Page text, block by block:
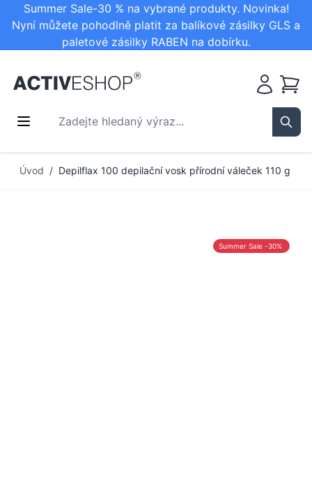
Summer Sale-30 % na vybrané produkty. Novinka!
Nyní můžete pohodlně platit za balíkové zásilky GLS a
paletové zásilky RABEN na dobírku.
Zadejte hledaný výraz...
Košík
Úvod / Depilflax 100 depilační vosk přírodní váleček 110 g
Summer Sale -30%